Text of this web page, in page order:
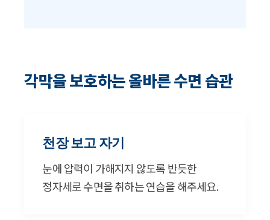
각막을 보호하는 올바른 수면 습관
천장 보고 자기
눈에 압력이 가해지지 않도록 반듯한
정자세로 수면을 취하는 연습을 해주세요.